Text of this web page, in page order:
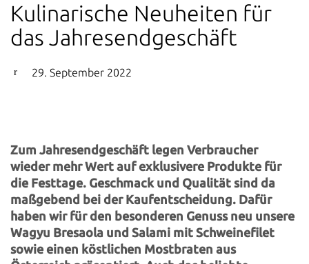
Kulinarische Neuheiten für
das Jahresendgeschäft
29. September 2022
Zum Jahresendgeschäft legen Verbraucher
wieder mehr Wert auf exklusivere Produkte für
die Festtage. Geschmack und Qualität sind da
maßgebend bei der Kaufentscheidung. Dafür
haben wir für den besonderen Genuss neu unsere
Wagyu Bresaola und Salami mit Schweinefilet
sowie einen köstlichen Mostbraten aus